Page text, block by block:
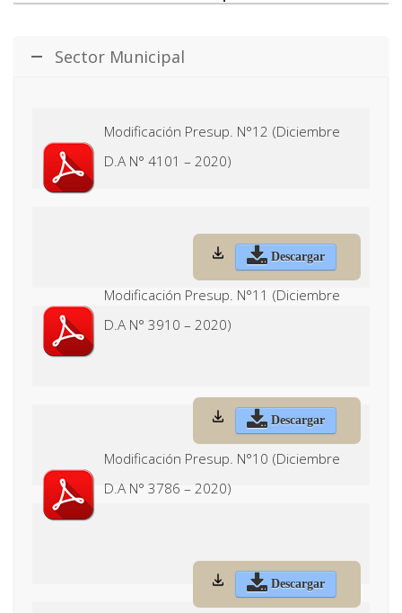
Sector Municipal
Modificación Presup. N°12 (Diciembre
D.A N° 4101 – 2020)
Descargar
Modificación Presup. N°11 (Diciembre
D.A N° 3910 – 2020)
Descargar
Modificación Presup. N°10 (Diciembre
D.A N° 3786 – 2020)
Descargar